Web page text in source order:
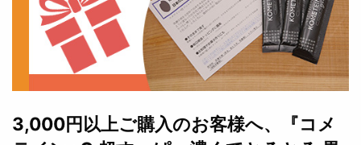
3,000円以上ご購入のお客様へ、『コメ